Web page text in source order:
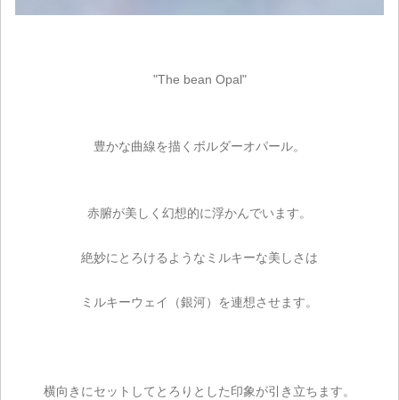
"The bean Opal"
豊かな曲線を描くボルダーオパール。
赤腑が美しく幻想的に浮かんでいます。
絶妙にとろけるようなミルキーな美しさは
ミルキーウェイ（銀河）を連想させます。
横向きにセットしてとろりとした印象が引き立ちます。